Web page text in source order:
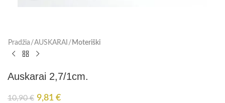
Pradžia AUSKARAI Moteriški
Auskarai 2,7/1cm.
10,90€ 9,81 €